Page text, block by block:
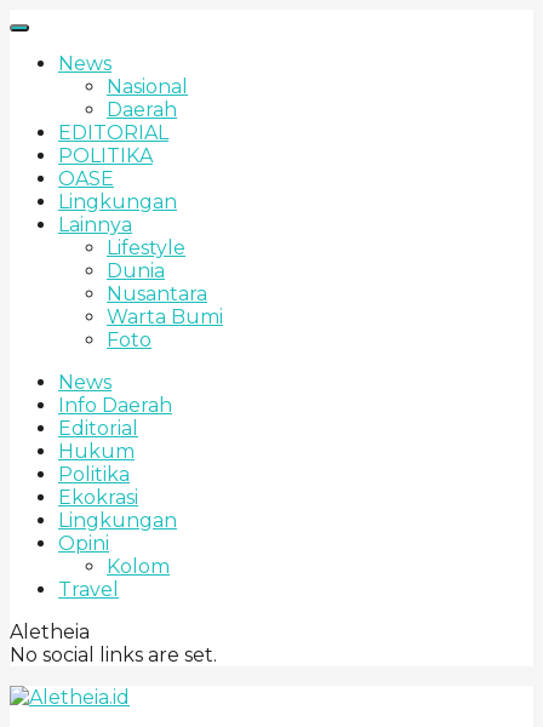
News
Nasional
Daerah
EDITORIAL
POLITIKA
OASE
Lingkungan
Lainnya
Lifestyle
Dunia
Nusantara
Warta Bumi
Foto
News
Info Daerah
Editorial
Hukum
Politika
Ekokrasi
Lingkungan
Opini
Kolom
Travel
Aletheia
No social links are set.